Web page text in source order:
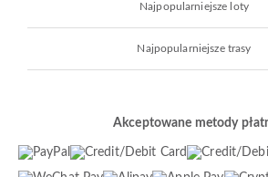
Najpopularniejsze loty
Najpopularniejsze trasy
Akceptowane metody